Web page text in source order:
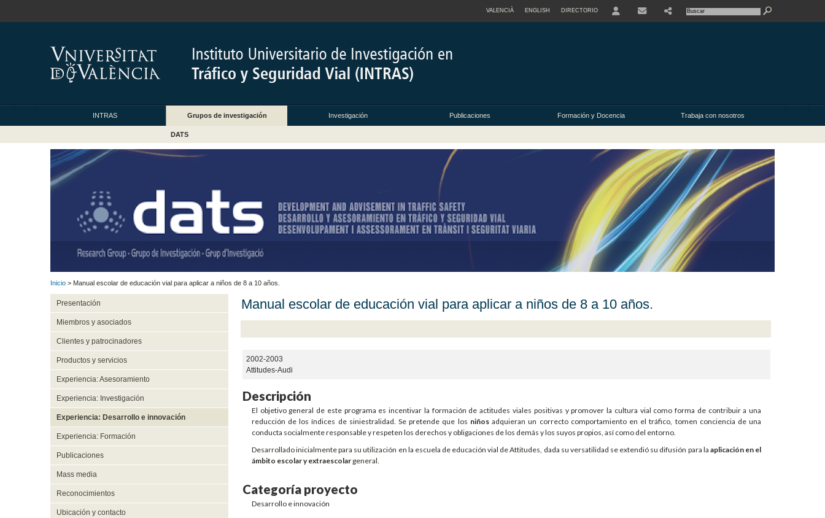
VALENCIÀ ENGLISH DIRECTORIO
INTRAS Grupos de investigación Investigación Publicaciones Formación y Docencia Trabaja con nosotros
DATS
Inicio > Manual escolar de educación vial para aplicar a niños de 8 a 10 años.
Presentación
Miembros y asociados
Clientes y patrocinadores
Productos y servicios
Experiencia: Asesoramiento
Experiencia: Investigación
Experiencia: Desarrollo e innovación
Experiencia: Formación
Publicaciones
Mass media
Reconocimientos
Ubicación y contacto
Manual escolar de educación vial para aplicar a niños de 8 a 10 años.
2002-2003
Attitudes-Audi
Descripción
El objetivo general de este programa es incentivar la formación de actitudes viales positivas y promover la cultura vial como forma de contribuir a una
reducción de los índices de siniestralidad. Se pretende que los niñosadquieran un correcto comportamiento en el tráfico, tomen conciencia de una
conducta socialmente responsable y respeten los derechos y obligaciones de los demás y los suyos propios, así como del entorno.
Desarrollado inicialmente para su utilización en la escuela de educación vial de Attitudes, dada su versatilidad se extendió su difusión para la aplicación en el
ámbito escolar y extraescolargeneral.
Categoría proyecto
Desarrollo e innovación